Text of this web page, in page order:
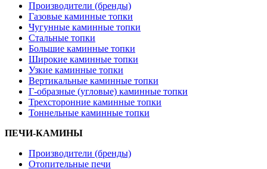
Производители (бренды)
Газовые каминные топки
Чугунные каминные топки
Стальные топки
Большие каминные топки
Широкие каминные топки
Узкие каминные топки
Вертикальные каминные топки
Г-образные (угловые) каминные топки
Трехсторонние каминные топки
Тоннельные каминные топки
ПЕЧИ-КАМИНЫ
Производители (бренды)
Отопительные печи